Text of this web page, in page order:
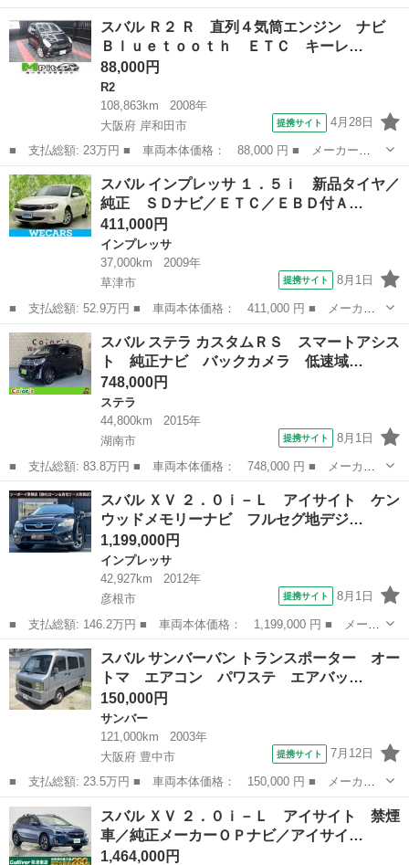
ー名： スバル ■ 車種名： ＸＶ ■ グレード名： ４ＷＤ２．０
ｅ－Ｓアイサイト ★★★新品タイヤ／保証書／社外 ＳＤナビ／衝
突安全装...
滋賀 草津市
スバル Ｒ２ Ｒ 直列４気筒エンジン ナビ
Ｂｌｕｅｔｏｏｔｈ ＥＴＣ キーレ…
88,000円
R2
108,863km
2008年
大阪府 岸和田市
提携サイト 4月28日
■ 支払総額: 23万円 ■ 車両本体価格： 88,000 円 ■ メーカー
名： スバル ■ 車種名： Ｒ２ ■ グレード名： Ｒ 直列４気筒
エンジン ナビ Ｂｌｕｅｔｏｏｔｈ ＥＴＣ キーレス フォグ
電格ミラー ■ 排...
大阪 岸和田市
スバル インプレッサ １．５ｉ 新品タイヤ／
純正 ＳＤナビ／ＥＴＣ／ＥＢＤ付Ａ…
411,000円
インプレッサ
37,000km
2009年
草津市
提携サイト 8月1日
■ 支払総額: 52.9万円 ■ 車両本体価格： 411,000 円 ■ メーカー
名： スバル ■ 車種名： インプレッサ ■ グレード名： １．５
ｉ 新品タイヤ／純正 ＳＤナビ／ＥＴＣ／ＥＢＤ付ＡＢＳ／エアバ
ッグ 運転席...
滋賀 草津市
スバル ステラ カスタムＲＳ スマートアシス
ト 純正ナビ バックカメラ 低速域…
748,000円
ステラ
44,800km
2015年
湖南市
提携サイト 8月1日
■ 支払総額: 83.8万円 ■ 車両本体価格： 748,000 円 ■ メーカー
名： スバル ■ 車種名： ステラ ■ グレード名： カスタムＲ
Ｓ スマートアシスト 純正ナビ バックカメラ 低速域衝突回避支
援ブレーキ ス...
滋賀 湖南市
スバル ＸＶ ２．０ｉ－Ｌ アイサイト ケン
ウッドメモリーナビ フルセグ地デジ…
1,199,000円
インプレッサ
42,927km
2012年
彦根市
提携サイト 8月1日
■ 支払総額: 146.2万円 ■ 車両本体価格： 1,199,000 円 ■ メーカ
ー名： スバル ■ 車種名： ＸＶ ■ グレード名： ２．０ｉ－
Ｌ アイサイト ケンウッドメモリーナビ フルセグ地デジＴＶ ブ
ルートゥー...
滋賀 彦根市 インプレッサ
スバル サンバーバン トランスポーター オー
トマ エアコン パワステ エアバッ…
150,000円
サンバー
121,000km
2003年
大阪府 豊中市
提携サイト 7月12日
■ 支払総額: 23.5万円 ■ 車両本体価格： 150,000 円 ■ メーカー
名： スバル ■ 車種名： サンバーバン ■ グレード名： トラン
スポーター オートマ エアコン パワステ エアバック 両側スラ
イドドア ラ...
大阪 豊中市
スバル ＸＶ ２．０ｉ－Ｌ アイサイト 禁煙
車／純正メーカーＯＰナビ／アイサイ…
1,464,000円